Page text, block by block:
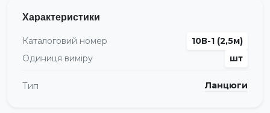
Характеристики
Каталоговий номер
10В-1 (2,5м)
Одиниця виміру
шт
Тип Ланцюги